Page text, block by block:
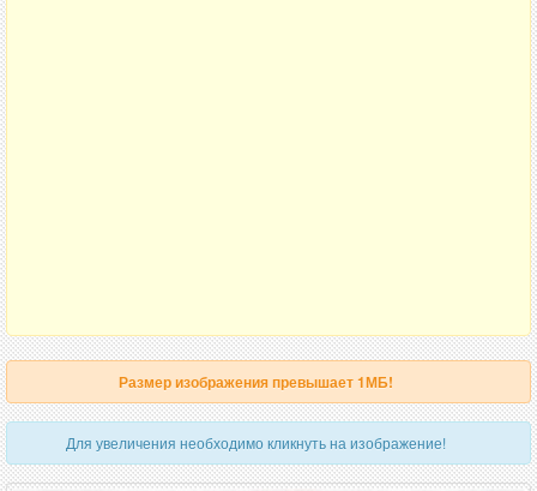
Размер изображения превышает 1МБ!
Для увеличения необходимо кликнуть на изображение!